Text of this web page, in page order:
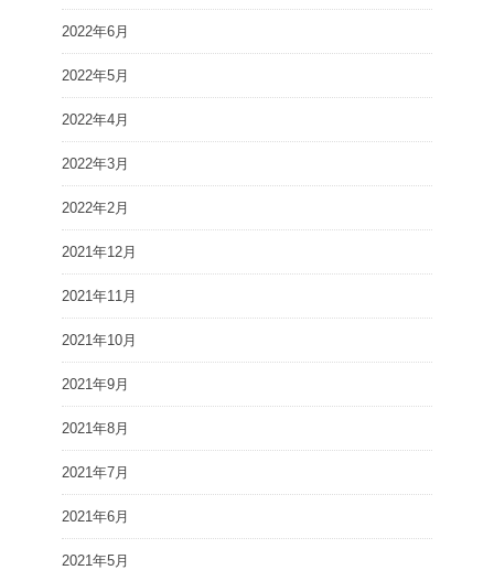
2022年6月
2022年5月
2022年4月
2022年3月
2022年2月
2021年12月
2021年11月
2021年10月
2021年9月
2021年8月
2021年7月
2021年6月
2021年5月